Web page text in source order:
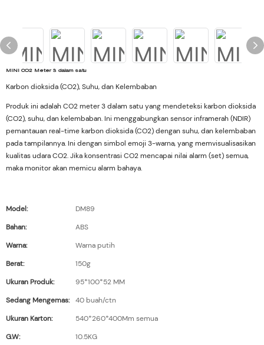
MINI CO2 Meter 3 dalam satu
Karbon dioksida (CO2), Suhu, dan Kelembaban
Produk ini adalah CO2 meter 3 dalam satu yang mendeteksi karbon dioksida
(CO2), suhu, dan kelembaban. Ini menggabungkan sensor inframerah (NDIR)
pemantauan real-time karbon dioksida (CO2) dengan suhu, dan kelembaban
pada tampilannya. Ini dengan simbol emoji 3-warna, yang memvisualisasikan
kualitas udara CO2. Jika konsentrasi CO2 mencapai nilai alarm (set) semua,
maka monitor akan memicu alarm bahaya.
Model:
DM89
Bahan:
ABS
Warna:
Warna putih
Berat:
150g
Ukuran Produk:
95*100*52 MM
Sedang Mengemas:
40 buah/ctn
Ukuran Karton:
540*260*400Mm semua
G.W:
10.5KG